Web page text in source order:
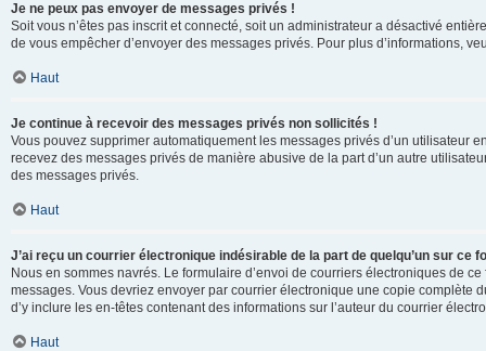
Je ne peux pas envoyer de messages privés !
Soit vous n’êtes pas inscrit et connecté, soit un administrateur a désactivé
de vous empêcher d’envoyer des messages privés. Pour plus d’informations,
Haut
Je continue à recevoir des messages privés non sollicités !
Vous pouvez supprimer automatiquement les messages privés d’un utilisateur
recevez des messages privés de manière abusive de la part d’un autre
des messages privés.
Haut
J’ai reçu un courrier électronique indésirable de la part de quelqu’un sur ce
Nous en sommes navrés. Le formulaire d’envoi de courriers électroniques de
messages. Vous devriez envoyer par courrier électronique une copie complète
d’y inclure les en-têtes contenant des informations sur l’auteur du courrier
Haut